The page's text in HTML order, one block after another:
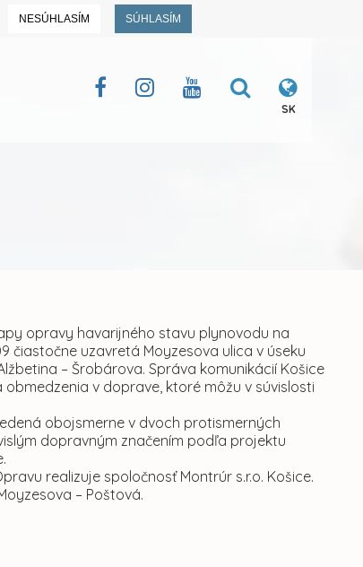
NESÚHLASÍM SÚHLASÍM
SK
opravy havarijného stavu plynovodu na
čiastočne uzavretá Moyzesova ulica v úseku
– Šrobárova. Správa komunikácií Košice
v doprave, ktoré môžu v súvislosti
obojsmerne v dvoch protismerných
dopravným značením podľa projektu
realizuje spoločnosť Montrúr s.r.o. Košice.
– Poštová.